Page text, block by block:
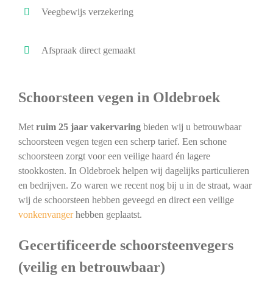
Veegbewijs verzekering
Afspraak direct gemaakt
Schoorsteen vegen in Oldebroek
Metruim 25 jaar vakervaringbieden wij u betrouwbaar
schoorsteen vegen tegen een scherp tarief. Een schone
schoorsteen zorgt voor een veilige haard én lagere
stookkosten. In Oldebroek helpen wij dagelijks particulieren
en bedrijven. Zo waren we recent nog bij u in de straat, waar
wij de schoorsteen hebben geveegd en direct een veilige
vonkenvangerhebben geplaatst.
Gecertificeerde schoorsteenvegers
(veilig en betrouwbaar)